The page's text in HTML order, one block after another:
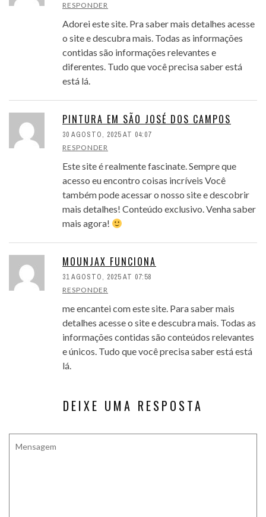
RESPONDER
Adorei este site. Pra saber mais detalhes acesse
o site e descubra mais. Todas as informações
contidas são informações relevantes e
diferentes. Tudo que você precisa saber está
está lá.
PINTURA EM SÃO JOSÉ DOS CAMPOS
30 AGOSTO, 2025 AT 04:07
RESPONDER
Este site é realmente fascinate. Sempre que
acesso eu encontro coisas incríveis Você
também pode acessar o nosso site e descobrir
mais detalhes! Conteúdo exclusivo. Venha saber
mais agora!
MOUNJAX FUNCIONA
31 AGOSTO, 2025 AT 07:58
RESPONDER
me encantei com este site. Para saber mais
detalhes acesse o site e descubra mais. Todas as
informações contidas são conteúdos relevantes
e únicos. Tudo que você precisa saber está está
lá.
DEIXE UMA RESPOSTA